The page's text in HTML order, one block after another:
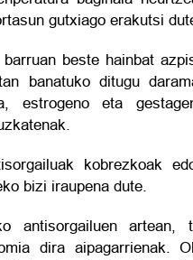
gutxiago erakutsi
barruan beste hainbat
banatuko ditugu
estrogeno eta
kobrezkoak
bizi iraupena dute.
antisorgailuen artean,
dira aipagarrienak.